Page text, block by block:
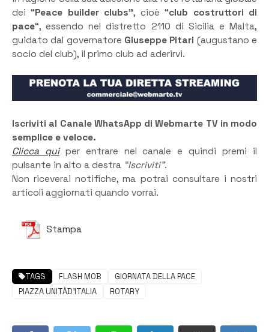
dei “Peace builder clubs”, cioè “club costruttori di
pace“, essendo nel distretto 2110 di Sicilia e Malta,
guidato dal governatore Giuseppe Pitari (augustano e
socio del club), il primo club ad aderirvi.
Iscriviti al Canale WhatsApp di Webmarte TV in modo
semplice e veloce.
Clicca quiper entrare nel canale e quindi premi il
pulsante in alto a destra “Iscriviti”.
Non riceverai notifiche, ma potrai consultare i nostri
articoli aggiornati quando vorrai.
Stampa
TAGS FLASH MOB
GIORNATA DELLA PACE
PIAZZA UNITÀD'ITALIA
ROTARY